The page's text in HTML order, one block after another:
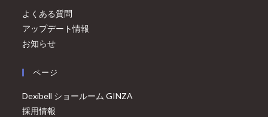
よくある質問
アップデート情報
お知らせ
ページ
Dexibell ショールーム GINZA
採用情報